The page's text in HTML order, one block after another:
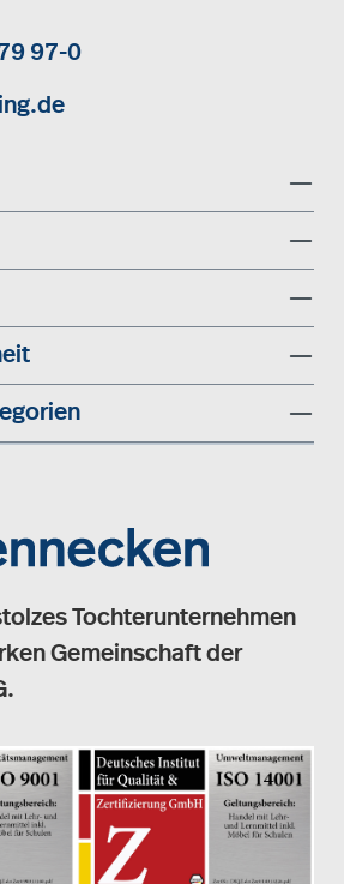
97-0
Tochterunternehmen
Gemeinschaft der